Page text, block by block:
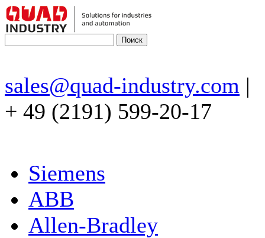
sales@quad-industry.com |
+ 49 (2191) 599-20-17
Siemens
ABB
Allen-Bradley